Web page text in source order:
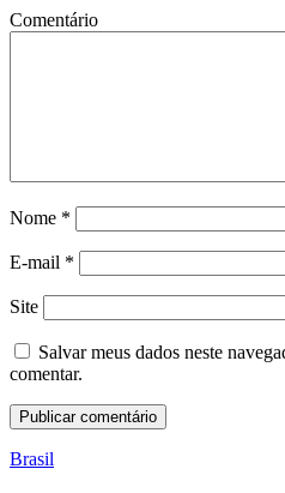
Comentário
Nome *
E-mail *
Site
Salvar meus dados neste
comentar.
Brasil